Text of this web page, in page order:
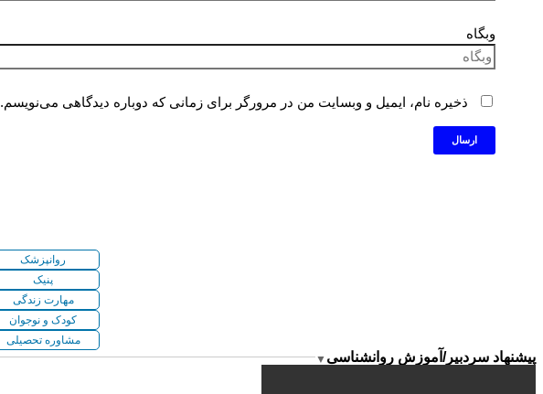
وبگاه
ذخیره نام، ایمیل و وبسایت من در مرورگر برای زمانی که دوباره دیدگاهی می‌نویسم.
روانپزشک
پنیک
مهارت زندگی
کودک و نوجوان
مشاوره تحصیلی
پیشنهاد سردبیر/آموزش روانشناسی ▼